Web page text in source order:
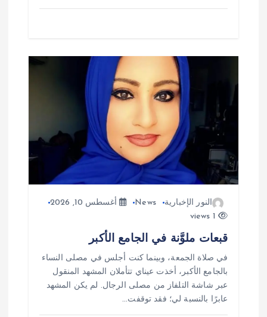
النور الإخبارية News
أغسطس 10, 2026
1 views
قبعات ملوَّنة في الجامع الأكبر
في صلاة الجمعة، وبينما كنت أجلس في مصلى النساء
بالجامع الأكبر، أخذت عيناي تتأملان المشهد المنقول
عبر شاشة التلفاز من مصلى الرجال. لم يكن المشهد
عابرًا بالنسبة لي؛ فقد توقفت…